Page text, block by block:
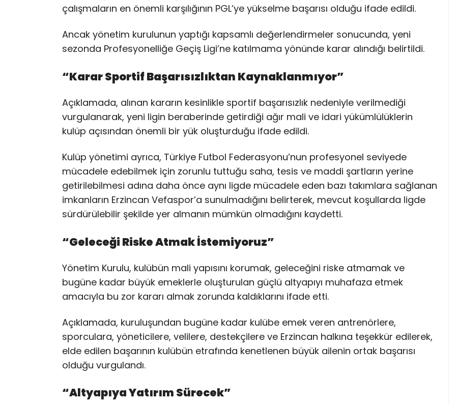
çalışmaların en önemli karşılığının PGL’ye yükselme başarısı olduğu ifade edildi.
Ancak yönetim kurulunun yaptığı kapsamlı değerlendirmeler sonucunda, yeni
sezonda Profesyonelliğe Geçiş Ligi’ne katılmama yönünde karar alındığı belirtildi.
“Karar Sportif Başarısızlıktan Kaynaklanmıyor”
Açıklamada, alınan kararın kesinlikle sportif başarısızlık nedeniyle verilmediği
vurgulanarak, yeni ligin beraberinde getirdiği ağır mali ve idari yükümlülüklerin
kulüp açısından önemli bir yük oluşturduğu ifade edildi.
Kulüp yönetimi ayrıca, Türkiye Futbol Federasyonu’nun profesyonel seviyede
mücadele edebilmek için zorunlu tuttuğu saha, tesis ve maddi şartların yerine
getirilebilmesi adına daha önce aynı ligde mücadele eden bazı takımlara sağlanan
imkanların Erzincan Vefaspor’a sunulmadığını belirterek, mevcut koşullarda ligde
sürdürülebilir şekilde yer almanın mümkün olmadığını kaydetti.
“Geleceği Riske Atmak İstemiyoruz”
Yönetim Kurulu, kulübün mali yapısını korumak, geleceğini riske atmamak ve
bugüne kadar büyük emeklerle oluşturulan güçlü altyapıyı muhafaza etmek
amacıyla bu zor kararı almak zorunda kaldıklarını ifade etti.
Açıklamada, kuruluşundan bugüne kadar kulübe emek veren antrenörlere,
sporculara, yöneticilere, velilere, destekçilere ve Erzincan halkına teşekkür edilerek,
elde edilen başarının kulübün etrafında kenetlenen büyük ailenin ortak başarısı
olduğu vurgulandı.
“Altyapıya Yatırım Sürecek”